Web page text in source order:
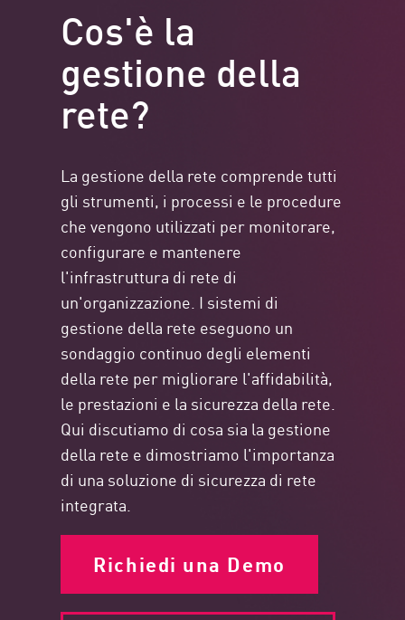
Cos'è la
gestione della
rete?
La gestione della rete comprende tutti
gli strumenti, i processi e le procedure
che vengono utilizzati per monitorare,
configurare e mantenere
l'infrastruttura di rete di
un'organizzazione. I sistemi di
gestione della rete eseguono un
sondaggio continuo degli elementi
della rete per migliorare l'affidabilità,
le prestazioni e la sicurezza della rete.
Qui discutiamo di cosa sia la gestione
della rete e dimostriamo l'importanza
di una soluzione di sicurezza di rete
integrata.
Richiedi una Demo